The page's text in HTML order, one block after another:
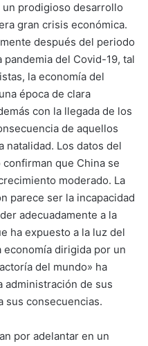
prodigioso desarrollo
gran crisis económica.
después del periodo
del Covid-19, tal
la economía del
época de clara
con la llegada de los
de aquellos
natalidad. Los datos del
que China se
moderado. La
parece ser la incapacidad
adecuadamente a la
ha expuesto a la luz del
economía dirigida por un
del mundo» ha
administración de sus
sus consecuencias.
por adelantar en un